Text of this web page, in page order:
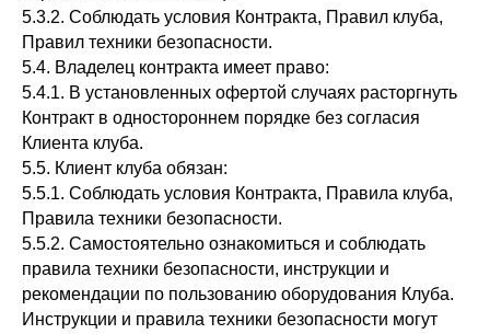
5.3.2. Соблюдать условия Контракта, Правил клуба,
Правил техники безопасности.
5.4. Владелец контракта имеет право:
5.4.1. В установленных офертой случаях расторгнуть
Контракт в одностороннем порядке без согласия
Клиента клуба.
5.5. Клиент клуба обязан:
5.5.1. Соблюдать условия Контракта, Правила клуба,
Правила техники безопасности.
5.5.2. Самостоятельно ознакомиться и соблюдать
правила техники безопасности, инструкции и
рекомендации по пользованию оборудования Клуба.
Инструкции и правила техники безопасности могут